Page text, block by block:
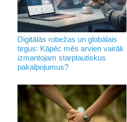
Digitālās robežas un globālais
tirgus: Kāpēc mēs arvien vairāk
izmantojam starptautiskus
pakalpojumus?